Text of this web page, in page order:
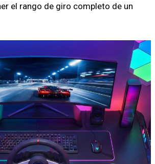
el rango de giro completo de un